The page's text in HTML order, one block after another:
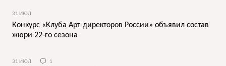
31 ИЮЛ
Конкурс «Клуба Арт-директоров России» объявил состав
жюри 22-го сезона
31 ИЮЛ 1